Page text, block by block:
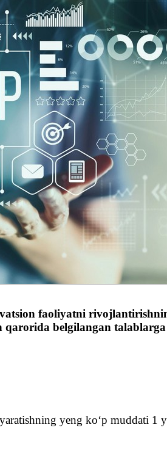
faoliyatni
belgilangan
yeng ko‘p muddati 1